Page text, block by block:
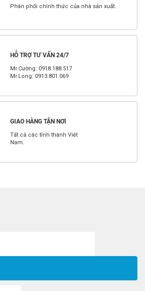
Phân phối chính thức của nhà sản xuất.
HỖ TRỢ TƯ VẤN 24/7
Mr.Cường: 0918.188.517
Mr.Long: 0913.801.069
GIAO HÀNG TẬN NƠI
Tất cả các tỉnh thành Việt
Nam.